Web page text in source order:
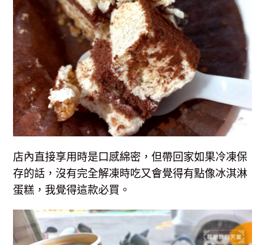
店內直接享用時是口感綿密，但帶回家如果冷凍保
存的話，沒有完全解凍時吃又會覺得有點像冰淇淋
蛋糕，我覺得這款必買。